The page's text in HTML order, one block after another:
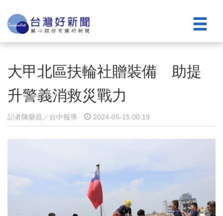
大甲北區扶輪社贈裝備 助提
升警義消救災戰力
記者陳榮昌／台中報導 2024-05-15 00:19